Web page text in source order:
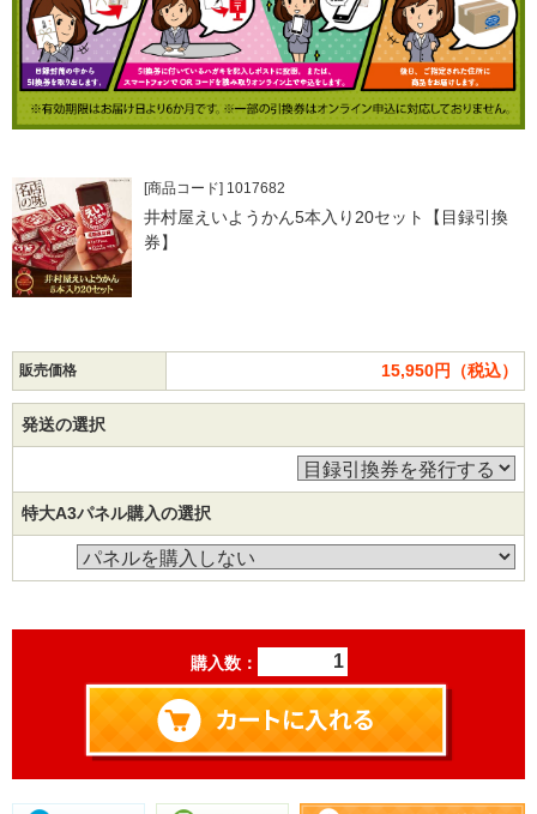
[商品コード] 1017682
井村屋えいようかん5本入り20セット【目録引換
券】
販売価格 15,950円（税込）
発送の選択
特大A3パネル購入の選択
購入数：